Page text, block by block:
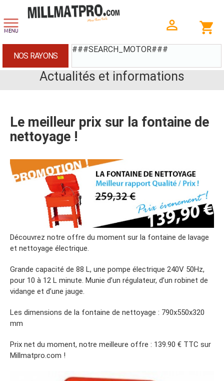
###SEARCH_MOTOR###
NOS RAYONS
Actualités et informations
Le meilleur prix sur la fontaine de
nettoyage !
Découvrez notre offre du moment sur la fontaine de lavage
et nettoyage électrique.
Grande capacité de 88 L, une pompe électrique 240V 50Hz,
pour 10 à 12 L minute. Munie d’un régulateur, d’un robinet de
vidange et d’une jauge.
Les dimensions de la fontaine de nettoyage : 790x550x320
mm
Prix net du moment, notre meilleure offre : 139.90 € TTC sur
Millmatpro.com !